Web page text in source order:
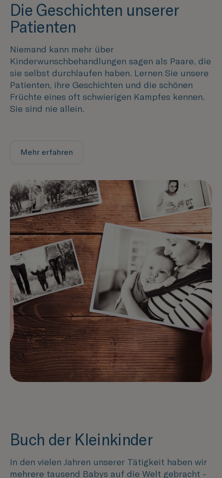
Die Geschichten unserer
Patienten
Niemand kann mehr über
Kinderwunschbehandlungen sagen als Paare, die
sie selbst durchlaufen haben. Lernen Sie unsere
Patienten, ihre Geschichten und die schönen
Früchte eines oft schwierigen Kampfes kennen.
Sie sind nie allein.
Mehr erfahren
Buch der Kleinkinder
In den vielen Jahren unserer Tätigkeit haben wir
mehrere tausend Babys auf die Welt gebracht -